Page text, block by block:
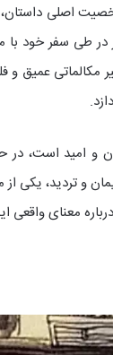
اصلی
طی سفر خود با
عمیق و
و امید است،
و تردید، یکی از
معنای